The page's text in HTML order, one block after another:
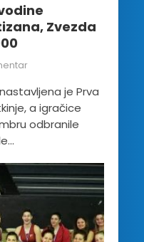
Zvezda
je Prva
a igračice
odbranile